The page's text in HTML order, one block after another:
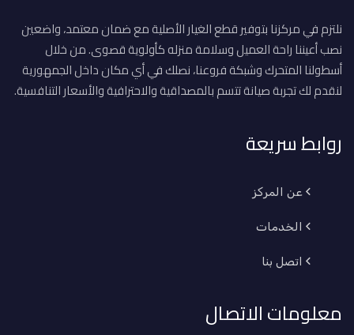
نلتزم في مركزنا بتوفير قطع الغيار الأصلية مع ضمان معتمد، واضعين
نصب أعيننا راحة العميل وسلامة منزله كأولوية قصوى. من خلال
أسطولنا المتحرك وشبكة فروعنا، نصلك في أي مكان داخل الجمهورية
لنقدم لك تجربة صيانة تتسم بالمصداقية والاحترافية والأسعار التنافسية.
روابط سريعة
عن المركز
الخدمات
اتصل بنا
معلومات الاتصال